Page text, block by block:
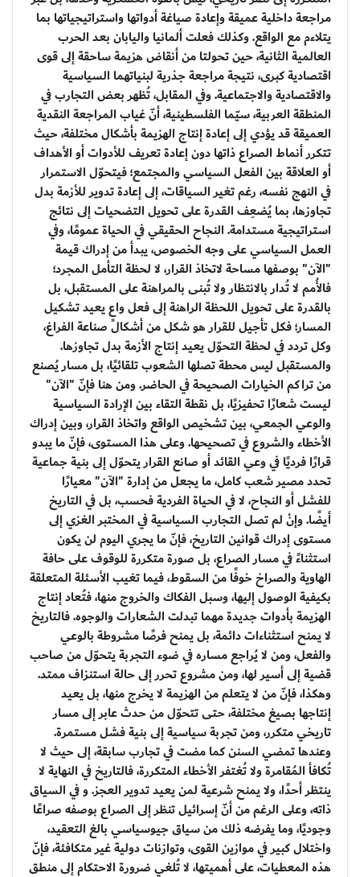
مراجعة داخلية عميقة وإعادة صياغة أدواتها واستراتيجياتها بما
يتلاءم مع الواقع. وكذلك فعلت ألمانيا واليابان بعد الحرب
العالمية الثانية، حين تحولتا من أنقاض هزيمة ساحقة إلى قوى
اقتصادية كبرى، نتيجة مراجعة جذرية لبنياتهما السياسية
والاقتصادية والاجتماعية. وفي المقابل، تُظهر بعض التجارب في
المنطقة العربية، سيّما الفلسطينية، أنّ غياب المراجعة النقدية
العميقة قد يؤدي إلى إعادة إنتاج الهزيمة بأشكال مختلفة، حيث
تتكرر أنماط الصراع ذاتها دون إعادة تعريف للأدوات أو الأهداف
أو العلاقة بين الفعل السياسي والمجتمع؛ فيتحوّل الاستمرار
في النهج نفسه، رغم تغير السياقات، إلى إعادة تدوير للأزمة بدل
تجاوزها، بما يُضعِف القدرة على تحويل التضحيات إلى نتائج
استراتيجية مستدامة. النجاح الحقيقي في الحياة عمومًا، وفي
العمل السياسي على وجه الخصوص، يبدأ من إدراك قيمة
"الآن" بوصفها مساحة لاتخاذ القرار، لا لحظة التأمل المجرد؛
فالأُمم لا تُدار بالانتظار ولا تُبنى بالمراهنة على المستقبل، بل
بالقدرة على تحويل اللحظة الراهنة إلى فعل واعٍ يعيد تشكيل
المسار؛ فكل تأجيل للقرار هو شكل من أشكال صناعة الفراغ،
وكل تردد في لحظة التحوّل يعيد إنتاج الأزمة بدل تجاوزها.
والمستقبل ليس محطة تصلها الشعوب تلقائيًا، بل مسار يُصنع
من تراكم الخيارات الصحيحة في الحاضر. ومن هنا فإنّ "الآن"
ليست شعارًا تحفيزيًا، بل نقطة التقاء بين الإرادة السياسية
والوعي الجمعي، بين تشخيص الواقع واتخاذ القرار، وبين إدراك
الأخطاء والشروع في تصحيحها. وعلى هذا المستوى، فإنّ ما يبدو
قرارًا فرديًا في وعي القائد أو صانع القرار يتحوّل إلى بنية جماعية
تحدد مصير شعب كامل، ما يجعل من إدارة "الآن" معيارًا
للفشل أو النجاح، لا في الحياة الفردية فحسب، بل في التاريخ
أيضًا. وإنْ لم تصل التجارب السياسية في المختبر الغزي إلى
مستوى إدراك قوانين التاريخ، فإنّ ما يجري اليوم لن يكون
استثناءً في مسار الصراع، بل صورة متكررة للوقوف على حافة
الهاوية والصراخ خوفًا من السقوط، فيما تغيب الأسئلة المتعلقة
بكيفية الوصول إليها، وسبل الفكاك والخروج منها، فتُعاد إنتاج
الهزيمة بأدوات جديدة مهما تبدلت الشعارات والوجوه. فالتاريخ
لا يمنح استثناءات دائمة، بل يمنح فرصًا مشروطة بالوعي
والفعل، ومن لا يُراجع مساره في ضوء التجربة يتحوّل من صاحب
قضية إلى أسير لها، ومن مشروع تحرر إلى حالة استنزاف ممتد.
وهكذا، فإنّ من لا يتعلم من الهزيمة لا يخرج منها، بل يعيد
إنتاجها بصيغ مختلفة، حتى تتحوّل من حدث عابر إلى مسار
تاريخي متكرر، ومن تجربة سياسية إلى بنية فشل مستمرة.
وعندها تمضي السنن كما مضت في تجارب سابقة، إلى حيث لا
تُكافأ المُقامرة ولا تُغتفر الأخطاء المتكررة، فالتاريخ في النهاية لا
ينتظر أحدًا، ولا يمنح شرعية لمن يعيد تدوير العجز. و في السياق
ذاته، وعلى الرغم من أنّ إسرائيل تنظر إلى الصراع بوصفه صراعًا
وجوديًا، وما يفرضه ذلك من سياق جيوسياسي بالغ التعقيد،
واختلال كبير في موازين القوى، وتوازنات دولية غير متكافئة، فإنّ
هذه المعطيات، على أهميتها، لا تُلغي ضرورة الاحتكام إلى منطق